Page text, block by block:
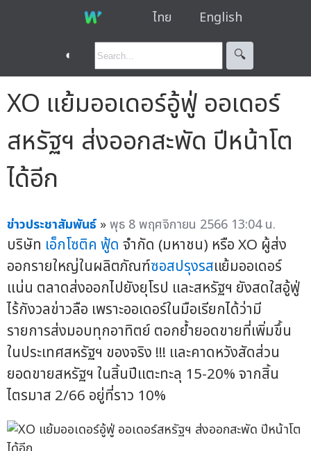
ไทย English
◐ 🔍︎
XO แย้มออเดอร์อู้ฟู่ ออเดอร์
สหรัฐฯ ส่งออกสะพัด ปีหน้าโต
ได้อีก
ข่าวประชาสัมพันธ์ »พุธ 8 พฤศจิกายน 2566 13:04 น.
บริษัท เอ็กโซติค ฟู้ด จำกัด (มหาชน) หรือ XO ผู้ส่ง
ออกรายใหญ่ในผลิตภัณฑ์ซอสปรุงรสแย้มออเดอร์
แน่น ตลาดส่งออกไปยังยุโรป และสหรัฐฯ ยังสดใสอู้ฟู่
ไร้กังวลข่าวลือ เพราะออเดอร์ในมือเรียกได้ว่ามี
รายการส่งมอบทุกอาทิตย์ ตอกย้ำยอดขายที่เพิ่มขึ้น
ในประเทศสหรัฐฯ ของจริง !!! และคาดหวังสัดส่วน
ยอดขายสหรัฐฯ ในสิ้นปีแตะทะลุ 15-20% จากสิ้น
ไตรมาส 2/66 อยู่ที่ราว 10%